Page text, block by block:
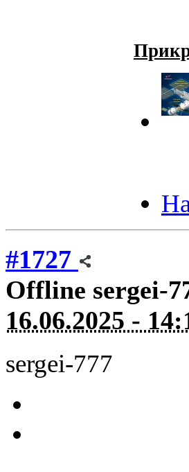
#1727
Offline sergei-
16.06.2025 -
sergei-777